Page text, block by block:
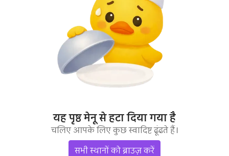
यह पृष्ठ मेनू से हटा दिया गया है
चलिए आपके लिए कुछ स्वादिष्ट ढूंढते हैं।
सभी स्थानों को ब्राउज़ करें